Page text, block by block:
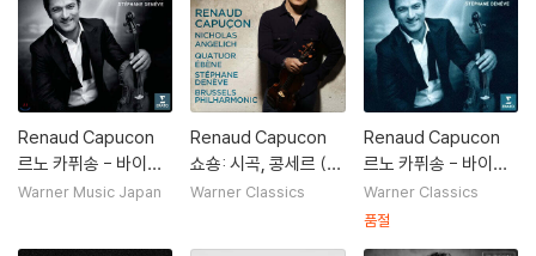
Renaud Capucon
르노 카퓌송 - 바이올
린으로 연주한 영화음
Warner Music Japan
Renaud Capucon
쇼숑: 시곡, 콩세르 (C
hausson: Poeme C
Warner Classics
Renaud Capucon
르노 카퓌송 - 바이올
린으로 연주한 영화음
악 (Cinema)
Warner Classics
품절